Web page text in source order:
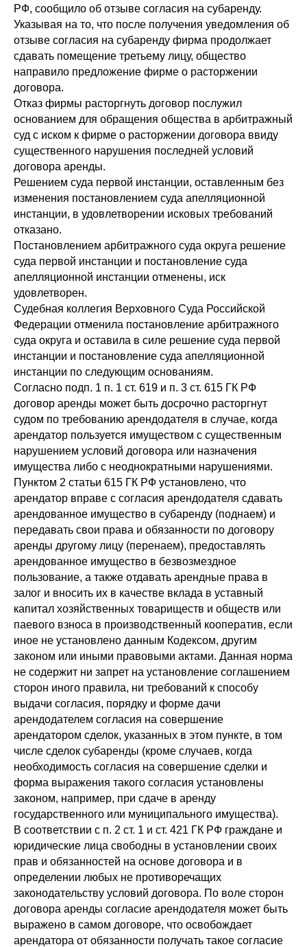
РФ, сообщило об отзыве согласия на субаренду.
Указывая на то, что после получения уведомления об
отзыве согласия на субаренду фирма продолжает
сдавать помещение третьему лицу, общество
направило предложение фирме о расторжении
договора.
Отказ фирмы расторгнуть договор послужил
основанием для обращения общества в арбитражный
суд с иском к фирме о расторжении договора ввиду
существенного нарушения последней условий
договора аренды.
Решением суда первой инстанции, оставленным без
изменения постановлением суда апелляционной
инстанции, в удовлетворении исковых требований
отказано.
Постановлением арбитражного суда округа решение
суда первой инстанции и постановление суда
апелляционной инстанции отменены, иск
удовлетворен.
Судебная коллегия Верховного Суда Российской
Федерации отменила постановление арбитражного
суда округа и оставила в силе решение суда первой
инстанции и постановление суда апелляционной
инстанции по следующим основаниям.
Согласно подп. 1 п. 1 ст. 619 и п. 3 ст. 615 ГК РФ
договор аренды может быть досрочно расторгнут
судом по требованию арендодателя в случае, когда
арендатор пользуется имуществом с существенным
нарушением условий договора или назначения
имущества либо с неоднократными нарушениями.
Пунктом 2 статьи 615 ГК РФ установлено, что
арендатор вправе с согласия арендодателя сдавать
арендованное имущество в субаренду (поднаем) и
передавать свои права и обязанности по договору
аренды другому лицу (перенаем), предоставлять
арендованное имущество в безвозмездное
пользование, а также отдавать арендные права в
залог и вносить их в качестве вклада в уставный
капитал хозяйственных товариществ и обществ или
паевого взноса в производственный кооператив, если
иное не установлено данным Кодексом, другим
законом или иными правовыми актами. Данная норма
не содержит ни запрет на установление соглашением
сторон иного правила, ни требований к способу
выдачи согласия, порядку и форме дачи
арендодателем согласия на совершение
арендатором сделок, указанных в этом пункте, в том
числе сделок субаренды (кроме случаев, когда
необходимость согласия на совершение сделки и
форма выражения такого согласия установлены
законом, например, при сдаче в аренду
государственного или муниципального имущества).
В соответствии с п. 2 ст. 1 и ст. 421 ГК РФ граждане и
юридические лица свободны в установлении своих
прав и обязанностей на основе договора и в
определении любых не противоречащих
законодательству условий договора. По воле сторон
договора аренды согласие арендодателя может быть
выражено в самом договоре, что освобождает
арендатора от обязанности получать такое согласие